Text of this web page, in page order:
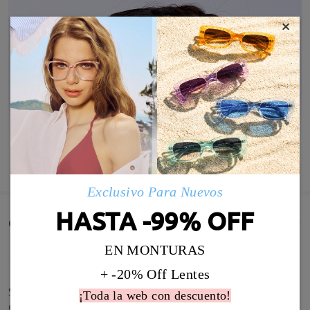
MOSTRAR MÁS
Comentarios de Clientes(26)
Super contenta con la calidad de las gafas y rapidez
del envío. Solo recomiendo pedir las gafas con anti-
×
Exclusivo Para Nuevos
HASTA -99% OFF
EN MONTURAS
+ -20% Off Lentes
¡Toda la web con descuento!